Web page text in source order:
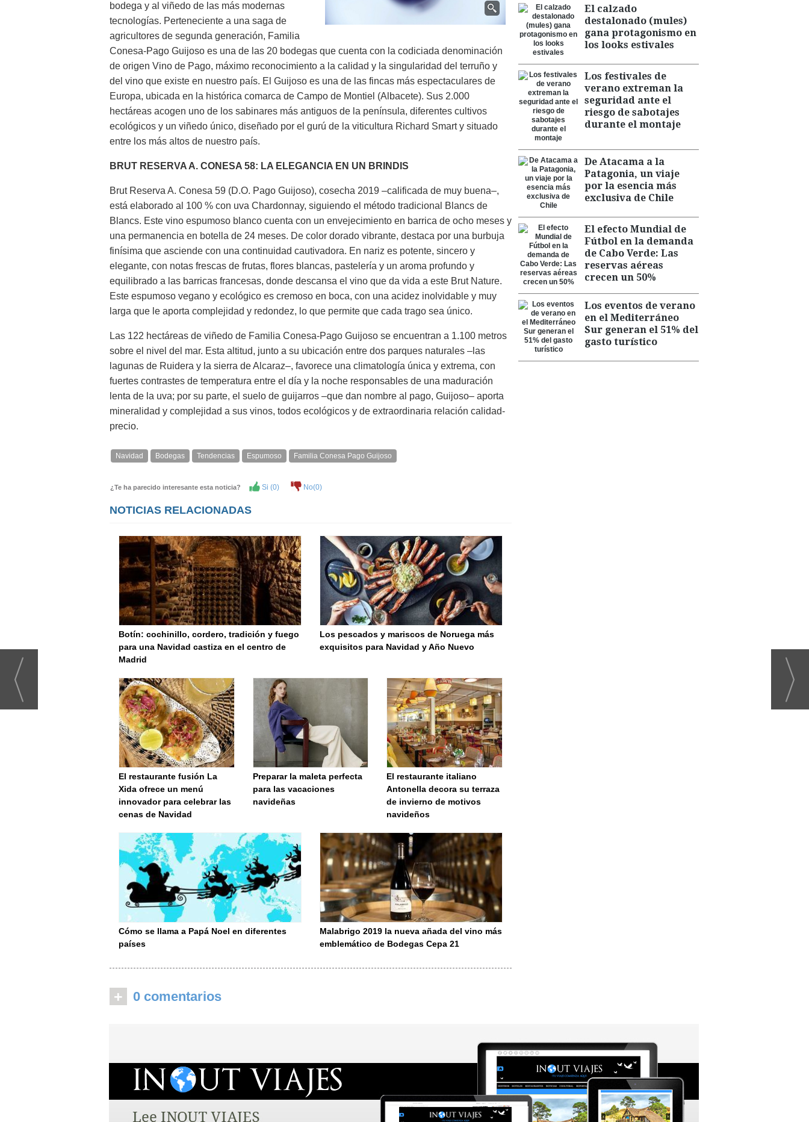
bodega y al viñedo de las más modernas
tecnologías. Perteneciente a una saga de
agricultores de segunda generación, Familia
Conesa-Pago Guijoso es una de las 20 bodegas que cuenta con la codiciada denominación
de origen Vino de Pago, máximo reconocimiento a la calidad y la singularidad del terruño y
del vino que existe en nuestro país. El Guijoso es una de las fincas más espectaculares de
Europa, ubicada en la histórica comarca de Campo de Montiel (Albacete). Sus 2.000
hectáreas acogen uno de los sabinares más antiguos de la península, diferentes cultivos
ecológicos y un viñedo único, diseñado por el gurú de la viticultura Richard Smart y situado
entre los más altos de nuestro país.
BRUT RESERVA A. CONESA 58: LA ELEGANCIA EN UN BRINDIS
Brut Reserva A. Conesa 59 (D.O. Pago Guijoso), cosecha 2019 –calificada de muy buena–,
está elaborado al 100 % con uva Chardonnay, siguiendo el método tradicional Blancs de
Blancs. Este vino espumoso blanco cuenta con un envejecimiento en barrica de ocho meses y
una permanencia en botella de 24 meses. De color dorado vibrante, destaca por una burbuja
finísima que asciende con una continuidad cautivadora. En nariz es potente, sincero y
elegante, con notas frescas de frutas, flores blancas, pastelería y un aroma profundo y
equilibrado a las barricas francesas, donde descansa el vino que da vida a este Brut Nature.
Este espumoso vegano y ecológico es cremoso en boca, con una acidez inolvidable y muy
larga que le aporta complejidad y redondez, lo que permite que cada trago sea único.
Las 122 hectáreas de viñedo de Familia Conesa-Pago Guijoso se encuentran a 1.100 metros
sobre el nivel del mar. Esta altitud, junto a su ubicación entre dos parques naturales –las
lagunas de Ruidera y la sierra de Alcaraz–, favorece una climatología única y extrema, con
fuertes contrastes de temperatura entre el día y la noche responsables de una maduración
lenta de la uva; por su parte, el suelo de guijarros –que dan nombre al pago, Guijoso– aporta
mineralidad y complejidad a sus vinos, todos ecológicos y de extraordinaria relación calidad-
precio.
Navidad Bodegas Tendencias Espumoso Familia Conesa Pago Guijoso
¿Te ha parecido interesante esta noticia? Si (0) No(0)
NOTICIAS RELACIONADAS
Botín: cochinillo, cordero, tradición y fuego
para una Navidad castiza en el centro de
Madrid
Los pescados y mariscos de Noruega más
exquisitos para Navidad y Año Nuevo
El restaurante fusión La
Xida ofrece un menú
innovador para celebrar las
cenas de Navidad
Preparar la maleta perfecta
para las vacaciones
navideñas
El restaurante italiano
Antonella decora su terraza
de invierno de motivos
navideños
Cómo se llama a Papá Noel en diferentes
países
Malabrigo 2019 la nueva añada del vino más
emblemático de Bodegas Cepa 21
+ 0 comentarios
El calzado
destalonado (mules)
gana protagonismo en
los looks estivales
Los festivales de
verano extreman la
seguridad ante el
riesgo de sabotajes
durante el montaje
De Atacama a la
Patagonia, un viaje
por la esencia más
exclusiva de Chile
El efecto Mundial de
Fútbol en la demanda
de Cabo Verde: Las
reservas aéreas
crecen un 50%
Los eventos de verano
en el Mediterráneo
Sur generan el 51% del
gasto turístico